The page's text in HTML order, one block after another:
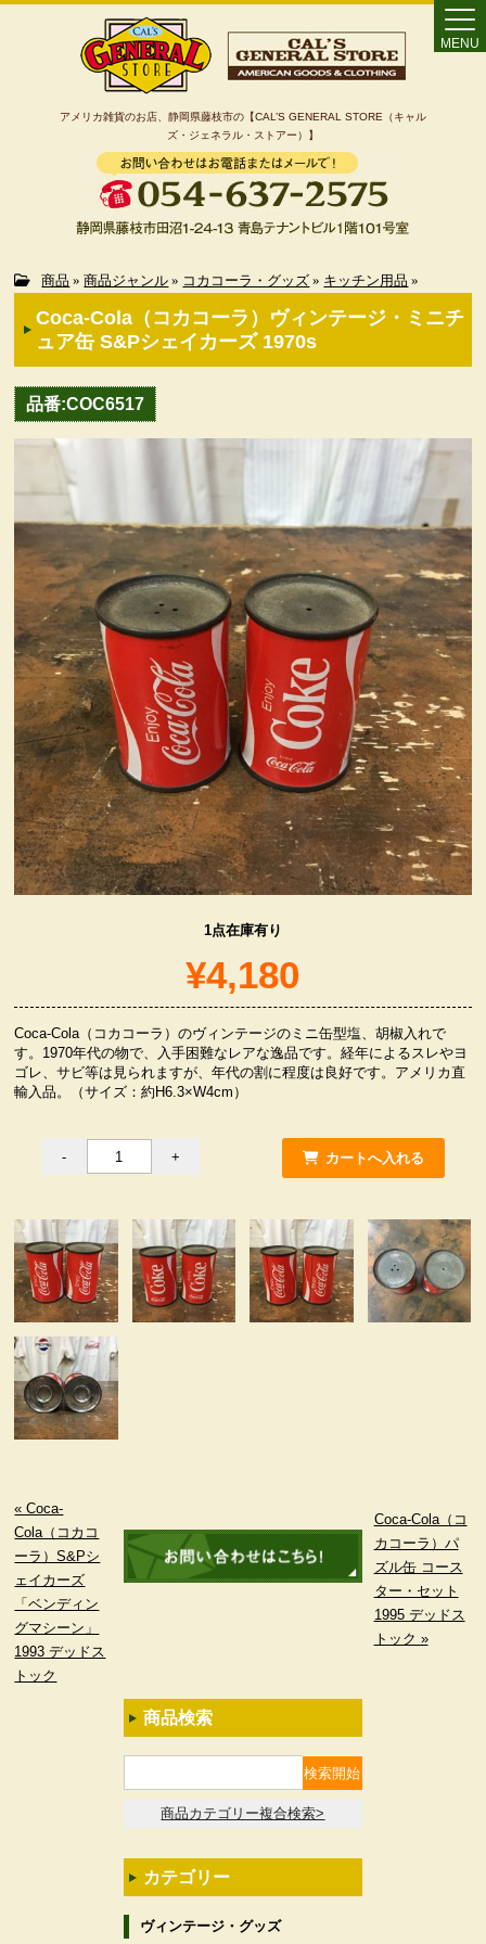
アメリカ雑貨のお店、静岡県藤枝市の【CAL’S GENERAL STORE（キャル
ズ・ジェネラル・ストアー）】
MENU
Home
カート
特定商取引法に基づく表記
ヴィンテージ・グッズ
LIFE誌 企業広告切り抜き
ファイヤーキング他
コカコーラ・グッズ
カンパニー・グッズ
キャラクター・グッズ
喫煙具
服飾小物雑貨
商品 » 商品ジャンル » コカコーラ・グッズ » キッチン用品 »
Coca-Cola（コカコーラ）ヴィンテージ・ミニチ
ュア缶 S&Pシェイカーズ 1970s
品番:COC6517
1点在庫有り
¥4,180
Coca-Cola（コカコーラ）のヴィンテージのミニ缶型塩、胡椒入れで
す。1970年代の物で、入手困難なレアな逸品です。経年によるスレやヨ
ゴレ、サビ等は見られますが、年代の割に程度は良好です。アメリカ直
輸入品。（サイズ：約H6.3×W4cm）
« Coca-
Cola（コカコ
ーラ）S&Pシ
ェイカーズ
「ベンディン
グマシーン」
1993 デッドス
トック
Coca-Cola（コ
カコーラ）パ
ズル缶 コース
ター・セット
1995 デッドス
トック »
商品検索
商品カテゴリー複合検索>
カテゴリー
ヴィンテージ・グッズ